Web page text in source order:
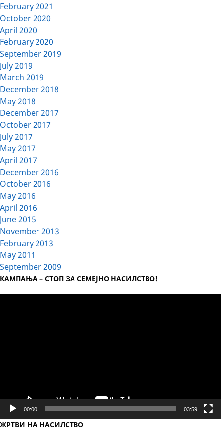
February 2021
October 2020
April 2020
February 2020
September 2019
July 2019
March 2019
December 2018
May 2018
December 2017
October 2017
July 2017
May 2017
April 2017
December 2016
October 2016
May 2016
April 2016
June 2015
November 2013
February 2013
May 2011
September 2009
КАМПАЊА – СТОП ЗА СЕМЕЈНО НАСИЛСТВО!
00:00 03:59
ЖРТВИ НА НАСИЛСТВО